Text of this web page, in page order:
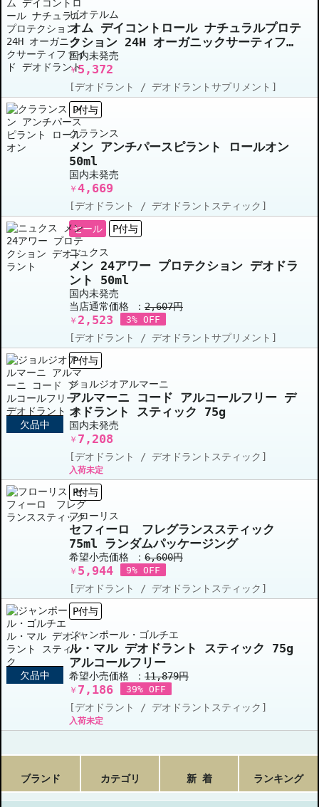
ビオテルム
オム デイコントロール ナチュラルプロテ
クション 24H オーガニックサーティファ
イド デオドラント 75ml
国内未発売
￥5,372
[デオドラント / デオドラントサプリメント]
P付与
クラランス
メン アンチパースピラント ロールオン
50ml
国内未発売
￥ 4,669
[デオドラント / デオドラントスティック]
セール
P付与
ニュクス
メン 24アワー プロテクション デオドラ
ント 50ml
国内未発売
当店通常価格 ： 2,607円
￥ 2,523 3% OFF
[デオドラント / デオドラントサプリメント]
欠品中
P付与
ジョルジオアルマーニ
アルマーニ コード アルコールフリー デ
オドラント スティック 75g
国内未発売
￥ 7,208
[デオドラント / デオドラントスティック]
入荷未定
P付与
フローリス
セフィーロ フレグランススティック
75ml ランダムパッケージング
希望小売価格 ： 6,600円
￥ 5,944 9% OFF
[デオドラント / デオドラントスティック]
欠品中
P付与
ジャンポール・ゴルチエ
ル・マル デオドラント スティック 75g
アルコールフリー
希望小売価格 ： 11,879円
￥ 7,186 39% OFF
[デオドラント / デオドラントスティック]
入荷未定
ブランド カテゴリ 新 着 ランキング